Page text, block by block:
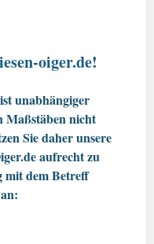
oiger.de!
unabhängiger
Maßstäben nicht
Sie daher unsere
aufrecht zu
mit dem Betreff